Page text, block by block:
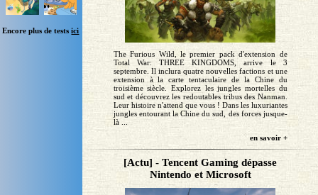
Encore plus de testsici
The Furious Wild, le premier pack d'extension de
Total War: THREE KINGDOMS, arrive le 3
septembre. Il inclura quatre nouvelles factions et une
extension à la carte tentaculaire de la Chine du
troisième siècle. Explorez les jungles mortelles du
sud et découvrez les redoutables tribus des Nanman.
Leur histoire n'attend que vous ! Dans les luxuriantes
jungles entourant la Chine du sud, des forces jusque-
là ...
en savoir +
[Actu] - Tencent Gaming dépasse
Nintendo et Microsoft